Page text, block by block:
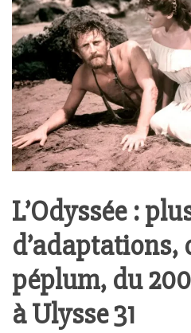
L’Odyssée :
d’adaptations,
péplum, du
à Ulysse 31